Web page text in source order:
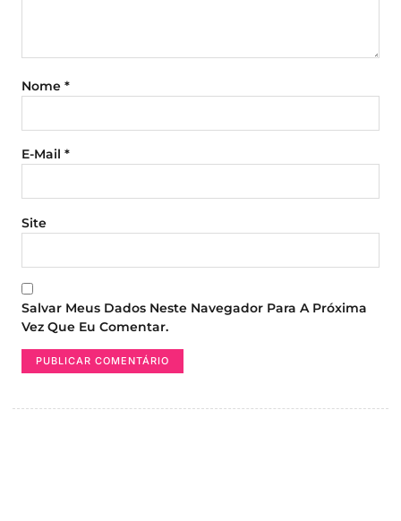
Nome *
E-Mail *
Site
Salvar Meus Dados Neste Navegador Para A Próxima
Vez Que Eu Comentar.